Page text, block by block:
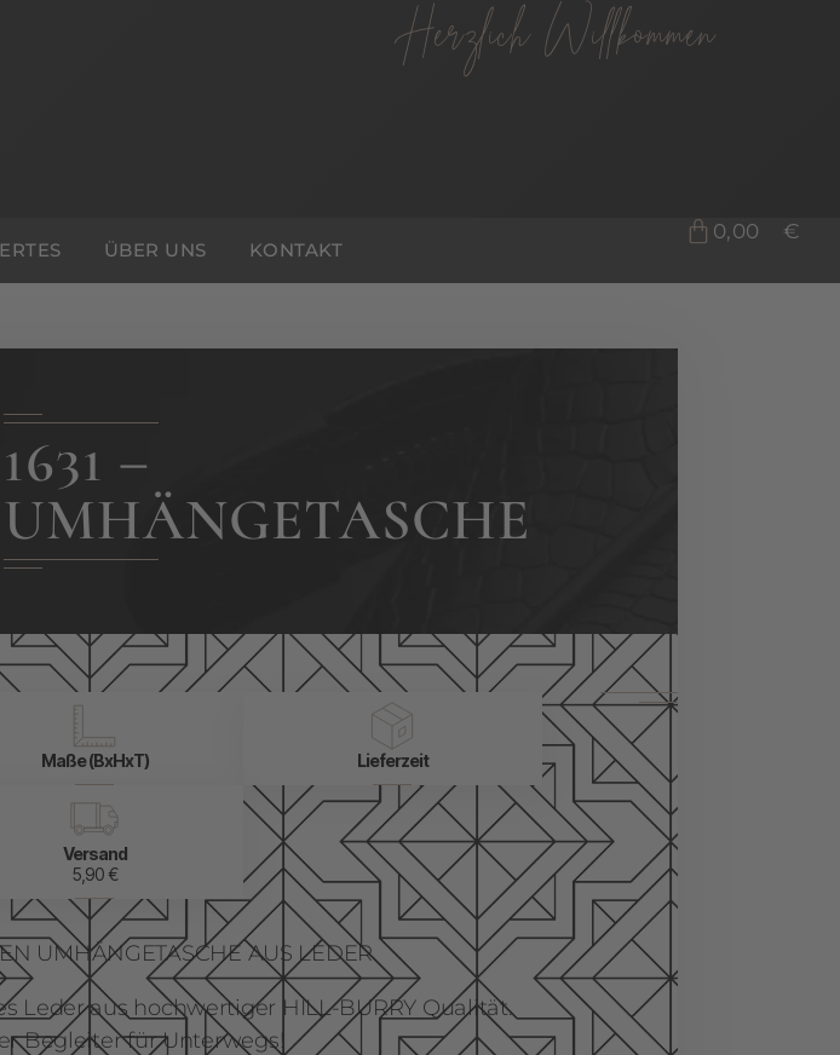
Herzlich Willkommen
ÜBER UNS KONTAKT
0,00 €
1631 –
UMHÄNGETASCHE
Maße (BxHxT) Lieferzeit
Versand
5,90 €
UMHÄNGETASCHE AUS LEDER
Leder aus hochwertiger HILL-BURRY Qualität.
Begleiter für Unterwegs!